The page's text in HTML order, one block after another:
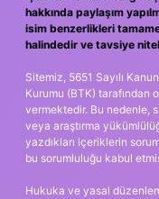
hakkında paylaşım
isim benzerlikleri
halindedir ve tavsiye
Sitemiz, 5651 Sayılı
Kurumu (BTK) tarafından
vermektedir. Bu nedenle,
veya araştırma
yazdıkları içeriklerin
bu sorumluluğu kabul
Hukuka ve yasal